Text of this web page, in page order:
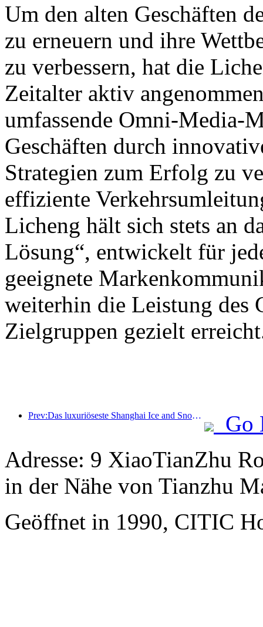
Um den alten Geschäften
zu erneuern und ihre
zu verbessern, hat die
Zeitalter aktiv
umfassende Omni-Media-
Geschäften durch
Strategien zum Erfolg zu
effiziente
Licheng hält sich stets an
Lösung“, entwickelt für
geeignete
weiterhin die Leistung des
Zielgruppen gezielt
Prev:Das luxuriöseste Shanghai Ice and Snow World Hotel wird enthüllt
Go
Adresse: 9 XiaoTianZhu
in der Nähe von Tianzhu
Geöffnet in 1990, CITIC